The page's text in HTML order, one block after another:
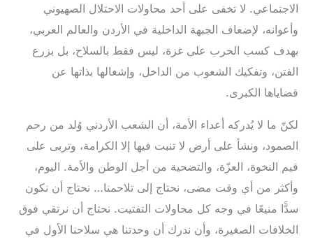
الاجتماعي. لا تخفى على أحد محاولات الاحتلال الصهيوني
وأعوانه، لإضعاف الجبهة الداخلية في الأردن والعالم العربي،
بهدف كسب الحرب على غزة، ليس فقط بالسلاح، بل بزرع
الفتن، وتفكيك الشعوب من الداخل، وإشغالها بذاتها عن
قضاياها الكبرى.
‎لكنّ ما لا يُدركه أعداء الأمة، أن الشعب الأردني وُلد من رحم
الصمود، ونشأ على أرض لا تنبت فيها إلا الكرامة، وتربى على
قيم النخوة، العزّة، والتضحية من أجل الوطن والأمة. اليوم،
وأكثر من أي وقت مضى، نحتاج إلى تلاحمنا… نحتاج أن نكون
سدًّا منيعًا في وجه كل محاولات التفتيت. نحتاج أن نرتقي فوق
الخلافات الصغيرة، وأن ندرك أن وحدتنا هي سلاحنا الأول في